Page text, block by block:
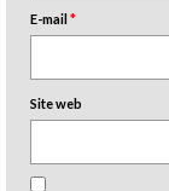
E-mail*
Site web